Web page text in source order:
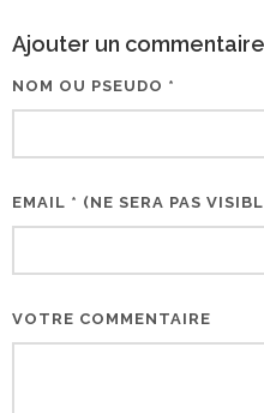
Ajouter un commentaire
NOM OU PSEUDO *
EMAIL * (NE SERA PAS
VOTRE COMMENTAIRE